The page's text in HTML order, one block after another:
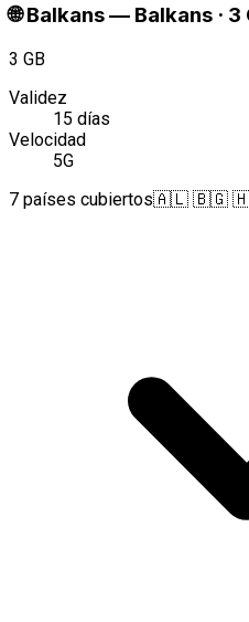
🌐 Balkans— Balkans · 3
3 GB
Validez
15 días
Velocidad
5G
7 países cubiertos🇦🇱 🇧🇬